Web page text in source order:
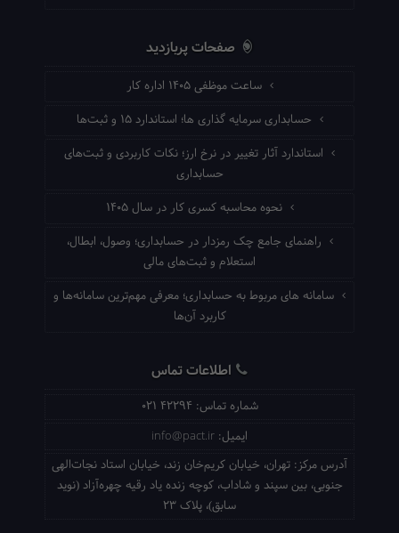
صفحات پربازدید
ساعت موظفی ۱۴۰۵ اداره کار
حسابداری سرمایه گذاری ها؛ استاندارد ۱۵ و ثبت‌ها
استاندارد آثار تغییر در نرخ ارز؛ نکات کاربردی و ثبت‌های
حسابداری
نحوه محاسبه کسری کار در سال ۱۴۰۵
راهنمای جامع چک رمزدار در حسابداری؛ وصول، ابطال،
استعلام و ثبت‌های مالی
سامانه های مربوط به حسابداری؛ معرفی مهم‌ترین سامانه‌ها و
کاربرد آن‌ها
اطلاعات تماس
شماره تماس: 021 42294
ایمیل: info@pact.ir
آدرس مرکز: تهران، خیابان کریم‌خان زند، خیابان استاد نجات‌الهی
جنوبی، بین سپند و شاداب، کوچه زنده یاد رقیه چهره‌آزاد (نوید
سابق)، پلاک 23